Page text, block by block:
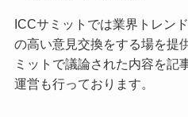
ICCサミットでは業界トレン
の高い意見交換をする場を提
ミットで議論された内容を記
運営も行っております。